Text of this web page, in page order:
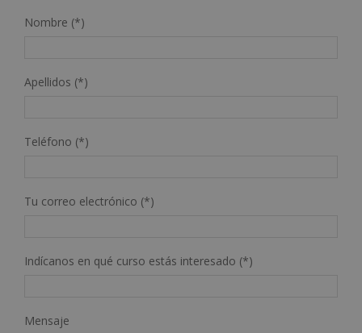
Nombre (*)
Apellidos (*)
Teléfono (*)
Tu correo electrónico (*)
Indícanos en qué curso estás interesado (*)
Mensaje